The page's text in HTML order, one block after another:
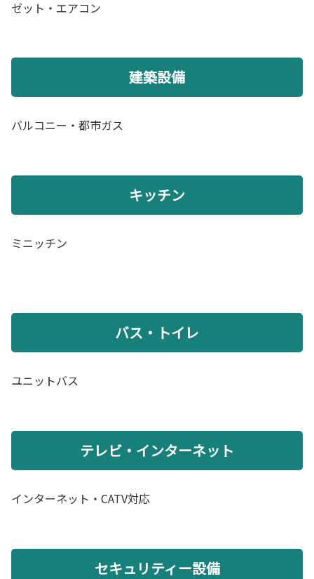
ゼット・エアコン
建築設備
バルコニー・都市ガス
キッチン
ミニッチン
バス・トイレ
ユニットバス
テレビ・インターネット
インターネット・CATV対応
セキュリティー設備